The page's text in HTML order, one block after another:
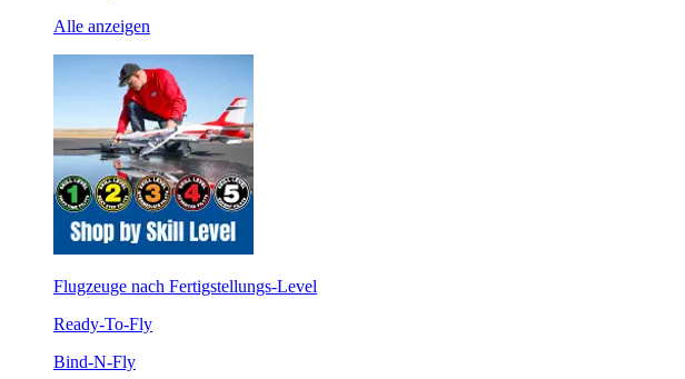
Alle anzeigen
Flugzeuge nach Fertigstellungs-Level
Ready-To-Fly
Bind-N-Fly